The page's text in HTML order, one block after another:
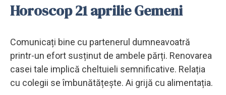
Horoscop 21 aprilie Gemeni
Comunicați bine cu partenerul dumneavoatră
printr-un efort susținut de ambele părți. Renovarea
casei tale implică cheltuieli semnificative. Relația
cu colegii se îmbunătățește. Ai grijă cu alimentația.